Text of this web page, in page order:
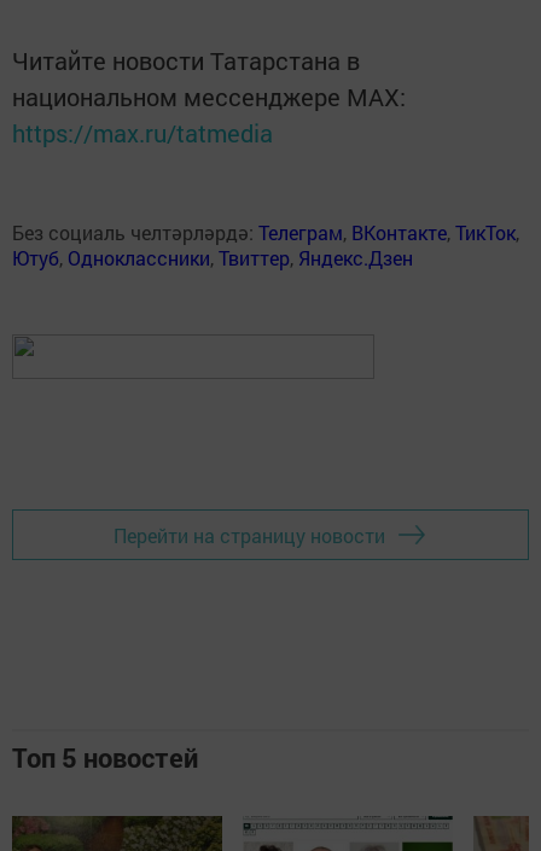
Читайте новости Татарстана в
национальном мессенджере MАХ:
https://max.ru/tatmedia
Без социаль челтәрләрдә: Телеграм, ВКонтакте,ТикТок,
Ютуб, Одноклассники,Твиттер, Яндекс.Дзен
Перейти на страницу новости
Топ 5 новостей